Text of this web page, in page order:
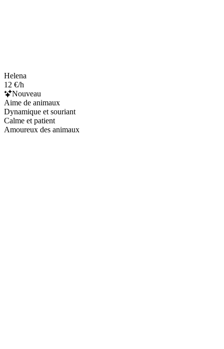
Helena
12 €/h
Nouveau
Aime de animaux
Dynamique et souriant
Calme et patient
Amoureux des animaux